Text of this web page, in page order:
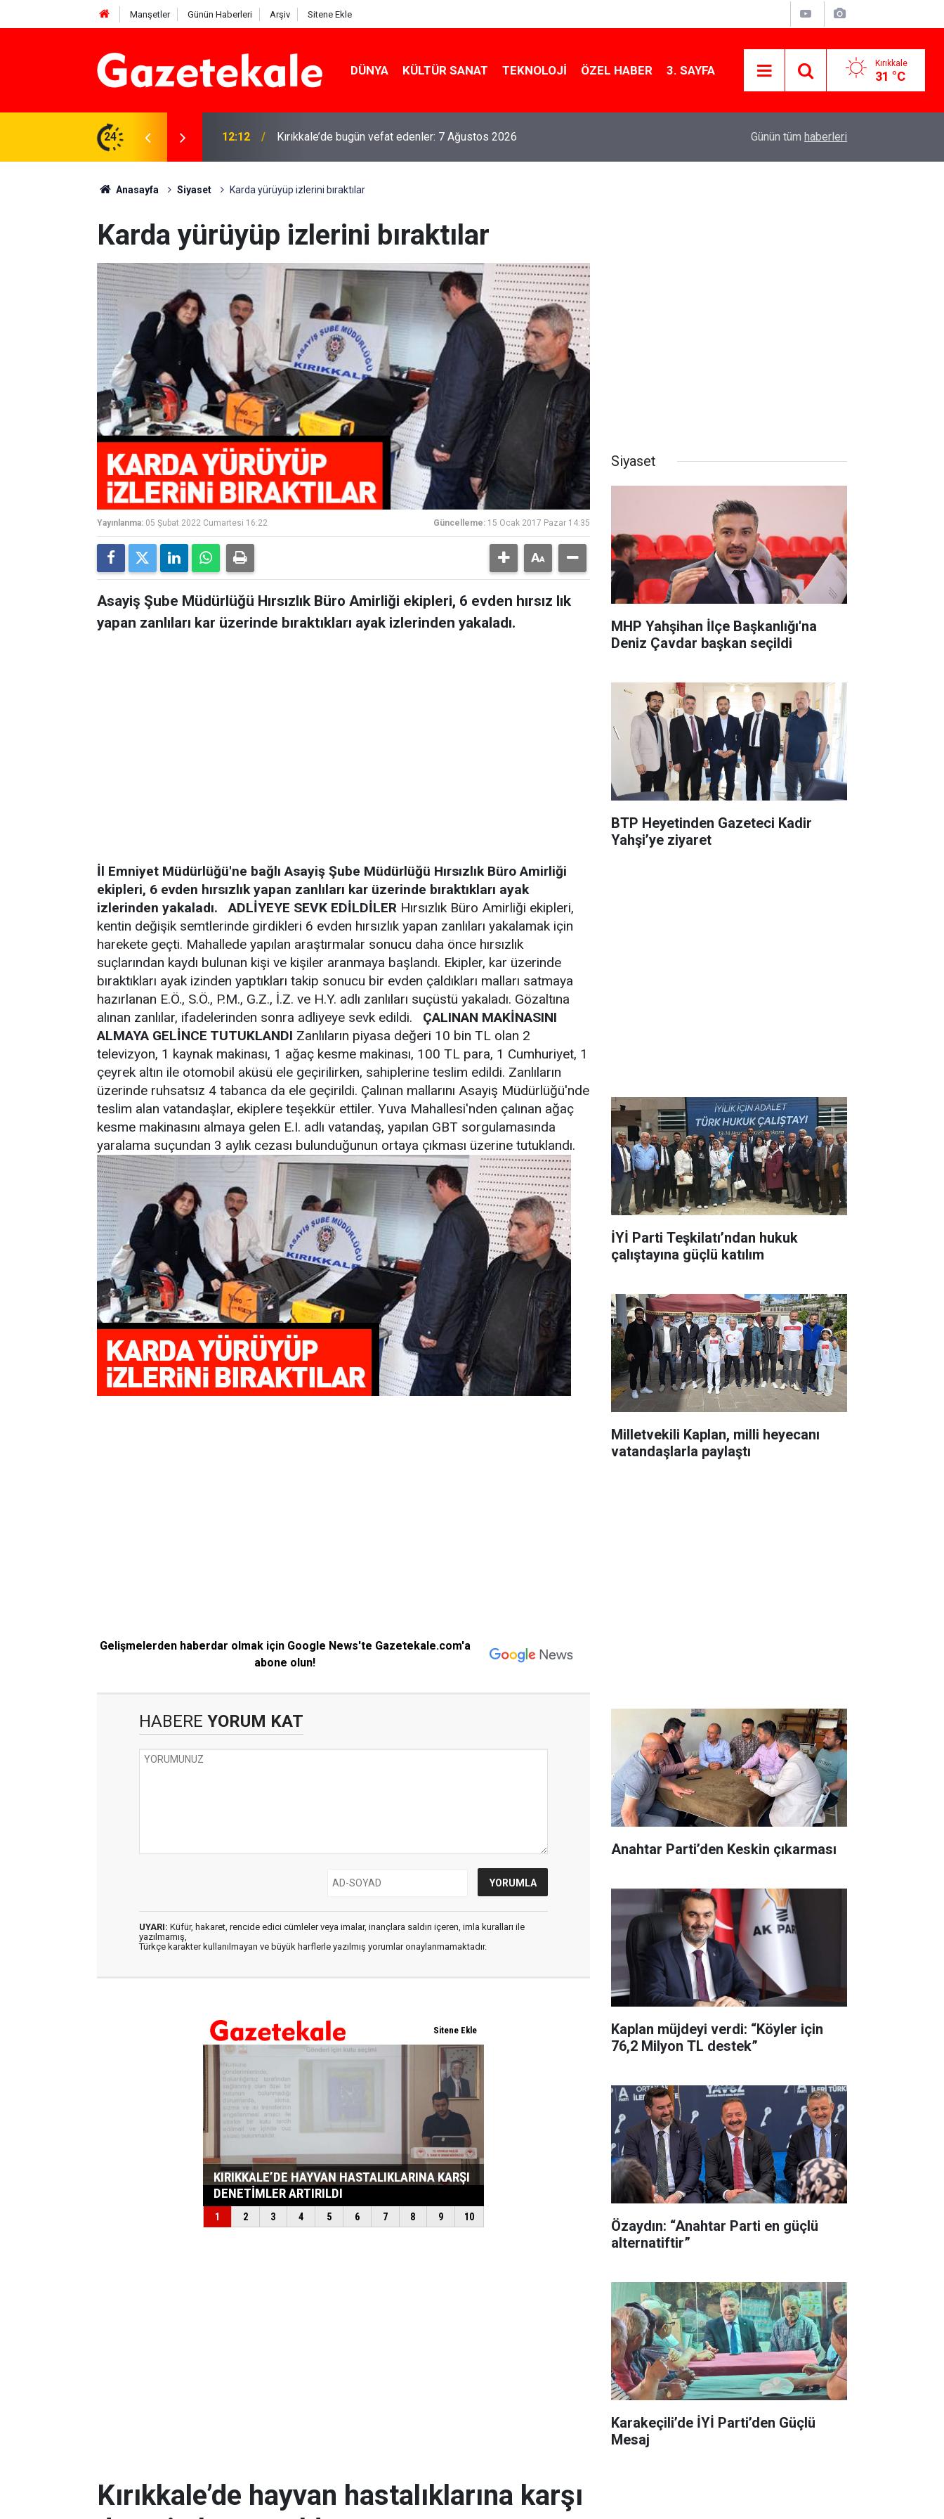
Manşetler Günün Haberleri Arşiv Sitene Ekle
DÜNYA KÜLTÜR SANAT TEKNOLOJI ÖZEL HABER 3. SAYFA Kırıkkale
31 °C
24
karşı denetimler artırıldı 12:12 Kırıkkale’de bugün vefat edenler: 7 Ağustos 2026 MKE’nin Yerli Savunma Teknolojileri Dünya
Günün tüm haberleri
Anasayfa Siyaset Karda yürüyüp izlerini bıraktılar
Karda yürüyüp izlerini bıraktılar
Yayınlanma: 05 Şubat 2022 Cumartesi 16:22 Güncelleme: 15 Ocak 2017 Pazar 14:35
Asayiş Şube Müdürlüğü Hırsızlık Büro Amirliği ekipleri, 6 evden hırsız lık
yapan zanlıları kar üzerinde bıraktıkları ayak izlerinden yakaladı.
İl Emniyet Müdürlüğü'ne bağlı Asayiş Şube Müdürlüğü Hırsızlık Büro Amirliği
ekipleri, 6 evden hırsızlık yapan zanlıları kar üzerinde bıraktıkları ayak
izlerinden yakaladı.
ADLİYEYE SEVK EDİLDİLER Hırsızlık Büro Amirliği ekipleri,
kentin değişik semtlerinde girdikleri 6 evden hırsızlık yapan zanlıları yakalamak için
harekete geçti. Mahallede yapılan araştırmalar sonucu daha önce hırsızlık
suçlarından kaydı bulunan kişi ve kişiler aranmaya başlandı. Ekipler, kar üzerinde
bıraktıkları ayak izinden yaptıkları takip sonucu bir evden çaldıkları malları satmaya
hazırlanan E.Ö., S.Ö., P.M., G.Z., İ.Z. ve H.Y. adlı zanlıları suçüstü yakaladı. Gözaltına
alınan zanlılar, ifadelerinden sonra adliyeye sevk edildi. ÇALINAN MAKİNASINI
ALMAYA GELİNCE TUTUKLANDI Zanlıların piyasa değeri 10 bin TL olan 2
televizyon, 1 kaynak makinası, 1 ağaç kesme makinası, 100 TL para, 1 Cumhuriyet, 1
çeyrek altın ile otomobil aküsü ele geçirilirken, sahiplerine teslim edildi. Zanlıların
üzerinde ruhsatsız 4 tabanca da ele geçirildi. Çalınan mallarını Asayiş Müdürlüğü'nde
teslim alan vatandaşlar, ekiplere teşekkür ettiler. Yuva Mahallesi'nden çalınan ağaç
kesme makinasını almaya gelen E.I. adlı vatandaş, yapılan GBT sorgulamasında
yaralama suçundan 3 aylık cezası bulunduğunun ortaya çıkması üzerine tutuklandı.
Gelişmelerden haberdar olmak için Google News'te Gazetekale.com'a
abone olun!
HABERE YORUM KAT
UYARI: Küfür, hakaret, rencide edici cümleler veya imalar, inançlara saldırı içeren, imla kuralları ile
yazılmamış,
Türkçe karakter kullanılmayan ve büyük harflerle yazılmış yorumlar onaylanmamaktadır.
Siyaset
MHP Yahşihan İlçe Başkanlığı'na
Deniz Çavdar başkan seçildi
BTP Heyetinden Gazeteci Kadir
Yahşi’ye ziyaret
İYİ Parti Teşkilatı’ndan hukuk
çalıştayına güçlü katılım
Milletvekili Kaplan, milli heyecanı
vatandaşlarla paylaştı
Anahtar Parti’den Keskin çıkarması
Kaplan müjdeyi verdi: “Köyler için
76,2 Milyon TL destek”
Özaydın: “Anahtar Parti en güçlü
alternatiftir”
Karakeçili’de İYİ Parti’den Güçlü
Mesaj
Kırıkkale’de hayvan hastalıklarına karşı